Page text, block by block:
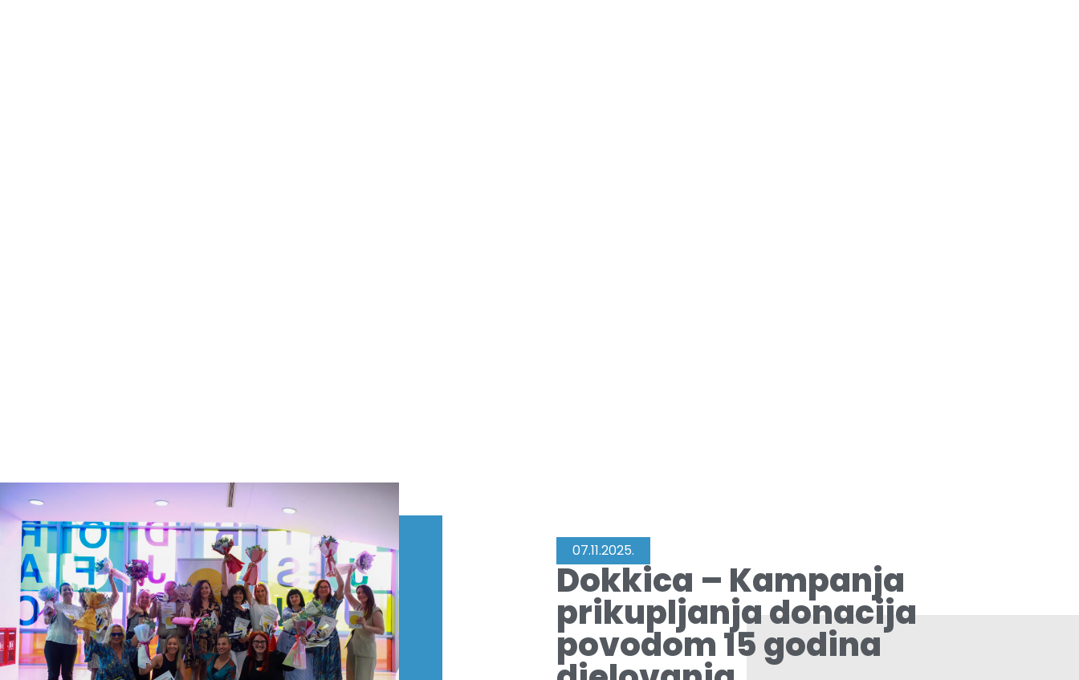
07.11.2025.
Dokkica – Kampanja
prikupljanja donacija
povodom 15 godina